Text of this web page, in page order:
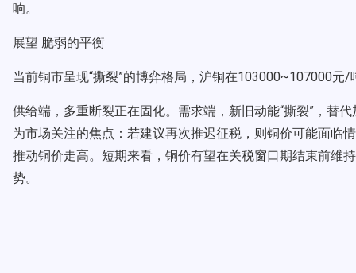
响。
展望 脆弱的平衡
当前铜市呈现“撕裂”的博弈格局，沪铜在103000~107000
供给端，多重断裂正在固化。需求端，新旧动能“撕裂”，替
为市场关注的焦点：若建议再次推迟征税，则铜价可能面临
推动铜价走高。短期来看，铜价有望在关税窗口期结束前维
势。